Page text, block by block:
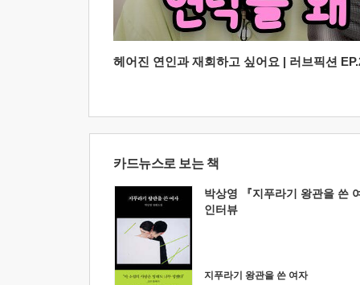
헤어진 연인과 재회하고 싶어요 | 러브픽션
카드뉴스로 보는 책
박상영 『지푸라기 왕관을 쓴
인터뷰
지푸라기 왕관을 쓴 여자